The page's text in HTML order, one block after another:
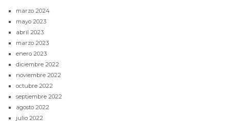
marzo 2024
mayo 2023
abril 2023
marzo 2023
enero 2023
diciembre 2022
noviembre 2022
octubre 2022
septiembre 2022
agosto 2022
julio 2022